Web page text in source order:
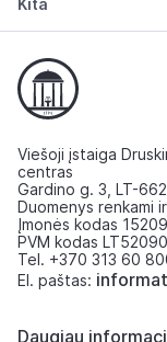
Kita
Viešoji įstaiga
centras
Gardino g. 3, LT-
Duomenys renkami
Įmonės kodas
PVM kodas
Tel. +370 313 60
El. paštas:
Daugiau